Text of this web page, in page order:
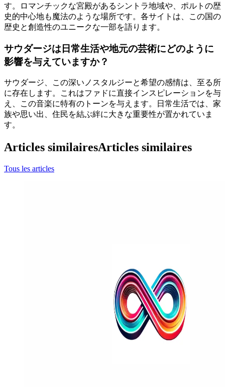
す。ロマンチックな宮殿があるシントラ地域や、ポルトの歴
史的中心地も魔法のような場所です。各サイトは、この国の
歴史と創造性のユニークな一部を語ります。
サウダージは日常生活や地元の芸術にどのように
影響を与えていますか？
サウダージ、この深いノスタルジーと希望の感情は、至る所
に存在します。これはファドに直接インスピレーションを与
え、この音楽に特有のトーンを与えます。日常生活では、家
族や思い出、住民を結ぶ絆に大きな重要性が置かれていま
す。
Articles similairesArticles similaires
Tous les articles